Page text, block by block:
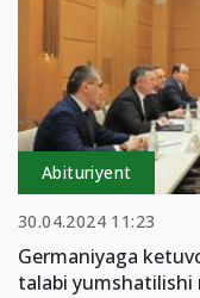
Abituriyent
30.04.2024 11:23
Germaniyaga
talabi yumshatilishi